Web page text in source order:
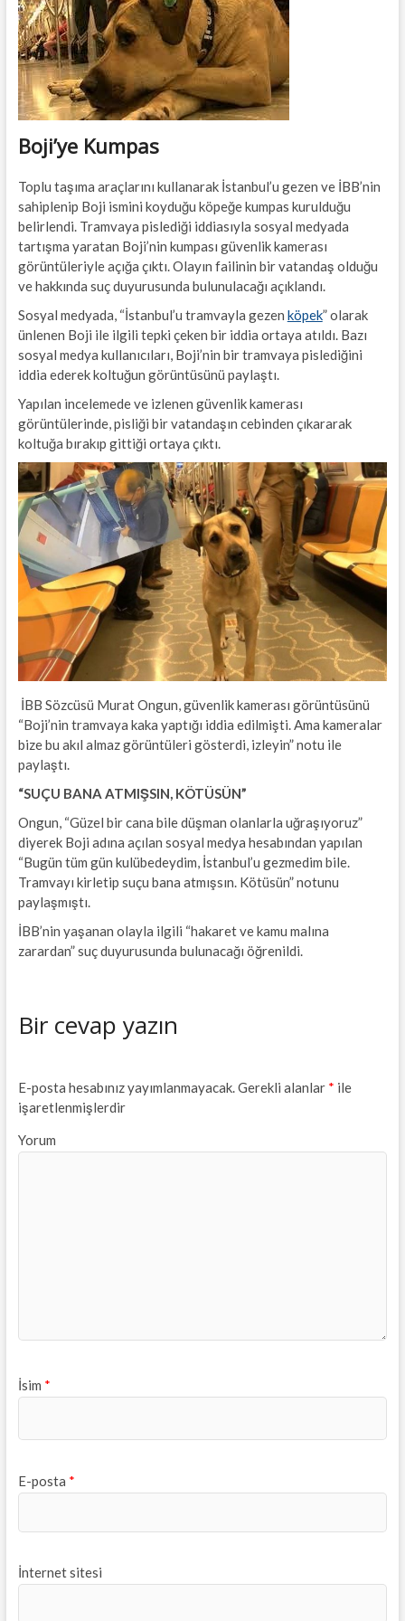
Boji’ye Kumpas
Toplu taşıma araçlarını kullanarak İstanbul’u gezen ve İBB’nin
sahiplenip Boji ismini koyduğu köpeğe kumpas kurulduğu
belirlendi. Tramvaya pislediği iddiasıyla sosyal medyada
tartışma yaratan Boji’nin kumpası güvenlik kamerası
görüntüleriyle açığa çıktı. Olayın failinin bir vatandaş olduğu
ve hakkında suç duyurusunda bulunulacağı açıklandı.
Sosyal medyada, “İstanbul’u tramvayla gezen köpek” olarak
ünlenen Boji ile ilgili tepki çeken bir iddia ortaya atıldı. Bazı
sosyal medya kullanıcıları, Boji’nin bir tramvaya pislediğini
iddia ederek koltuğun görüntüsünü paylaştı.
Yapılan incelemede ve izlenen güvenlik kamerası
görüntülerinde, pisliği bir vatandaşın cebinden çıkararak
koltuğa bırakıp gittiği ortaya çıktı.
İBB Sözcüsü Murat Ongun, güvenlik kamerası görüntüsünü
“Boji’nin tramvaya kaka yaptığı iddia edilmişti. Ama kameralar
bize bu akıl almaz görüntüleri gösterdi, izleyin” notu ile
paylaştı.
“SUÇU BANA ATMIŞSIN, KÖTÜSÜN”
Ongun, “Güzel bir cana bile düşman olanlarla uğraşıyoruz”
diyerek Boji adına açılan sosyal medya hesabından yapılan
“Bugün tüm gün kulübedeydim, İstanbul’u gezmedim bile.
Tramvayı kirletip suçu bana atmışsın. Kötüsün” notunu
paylaşmıştı.
İBB’nin yaşanan olayla ilgili “hakaret ve kamu malına
zarardan” suç duyurusunda bulunacağı öğrenildi.
Bir cevap yazın
E-posta hesabınız yayımlanmayacak.Gerekli alanlar * ile
işaretlenmişlerdir
Yorum
İsim *
E-posta *
İnternet sitesi